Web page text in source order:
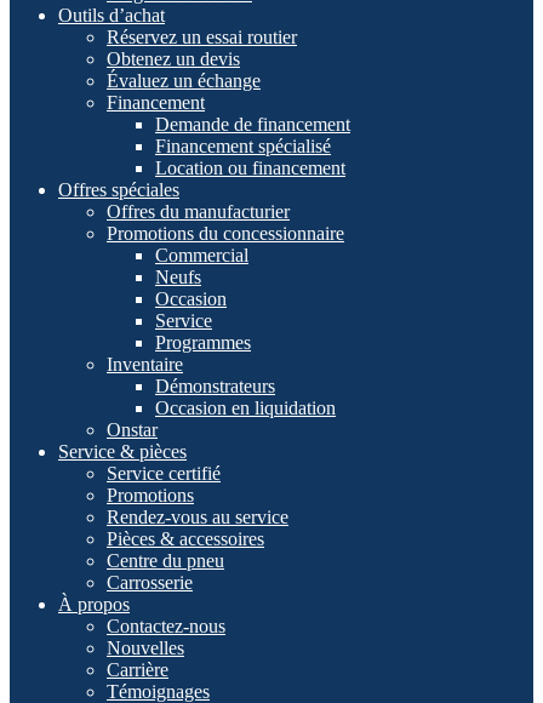
Outils d’achat
Réservez un essai routier
Obtenez un devis
Évaluez un échange
Financement
Demande de financement
Financement spécialisé
Location ou financement
Offres spéciales
Offres du manufacturier
Promotions du concessionnaire
Commercial
Neufs
Occasion
Service
Programmes
Inventaire
Démonstrateurs
Occasion en liquidation
Onstar
Service & pièces
Service certifié
Promotions
Rendez-vous au service
Pièces & accessoires
Centre du pneu
Carrosserie
À propos
Contactez-nous
Nouvelles
Carrière
Témoignages